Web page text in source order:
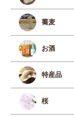
蕎麦
お酒
特産品
桜